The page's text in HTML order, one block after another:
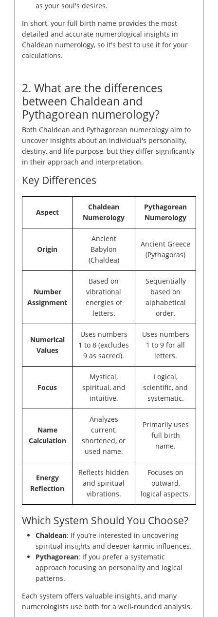
as your soul's desires.
In short, your full birth name provides the most
detailed and accurate numerological insights in
Chaldean numerology, so it's best to use it for your
calculations.
2. What are the differences
between Chaldean and
Pythagorean numerology?
Both Chaldean and Pythagorean numerology aim to
uncover insights about an individual's personality,
destiny, and life purpose, but they differ significantly
in their approach and interpretation.
Key Differences
Aspect
Chaldean
Numerology
Pythagorean
Numerology
Origin
Ancient
Babylon
(Chaldea)
Ancient Greece
(Pythagoras)
Number
Assignment
Based on
vibrational
energies of
letters.
Sequentially
based on
alphabetical
order.
Numerical
Values
Uses numbers
1 to 8 (excludes
9 as sacred).
Uses numbers
1 to 9 for all
letters.
Focus
Mystical,
spiritual, and
intuitive.
Logical,
scientific, and
systematic.
Name
Calculation
Analyzes
current,
shortened, or
used name.
Primarily uses
full birth
name.
Energy
Reflection
Reflects hidden
and spiritual
vibrations.
Focuses on
outward,
logical aspects.
Which System Should You Choose?
Chaldean: If you’re interested in uncovering
spiritual insights and deeper karmic influences.
Pythagorean: If you prefer a systematic
approach focusing on personality and logical
patterns.
Each system offers valuable insights, and many
numerologists use both for a well-rounded analysis.